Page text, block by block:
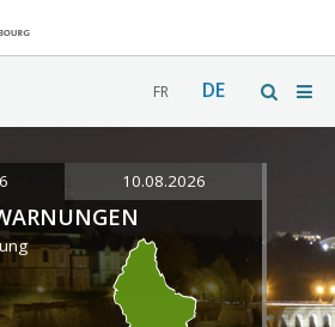
FR DE
10.08.2026